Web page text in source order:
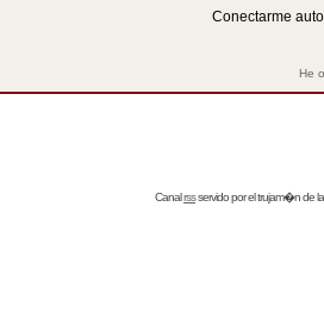
Conectarme
He
Canalrssservido por eltrujam�nde